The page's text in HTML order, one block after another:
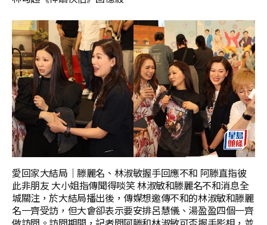
愛回家大結局｜滕麗名、林淑敏握手回應不和 阿滕直指彼
此非朋友 大小姐指傳聞得啖笑 林淑敏和滕麗名不和消息全
城關注，於大結局播出後，傳媒想邀傳不和的林淑敏和滕麗
名一齊受訪，但大會卻表示要安排呂慧儀、湯盈盈四個一齊